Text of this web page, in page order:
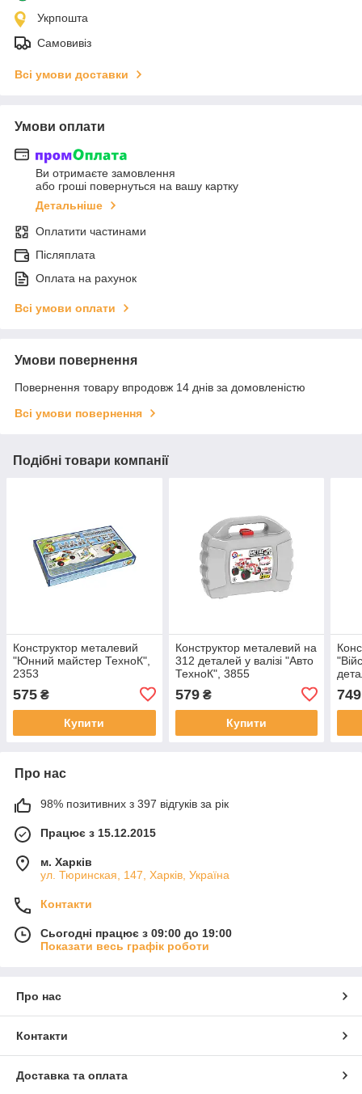
Укрпошта
Самовивіз
Всі умови доставки
Умови оплати
Ви отримаєте замовлення
або гроші повернуться на вашу картку
Детальніше
Оплатити частинами
Післяплата
Оплата на рахунок
Всі умови оплати
Умови повернення
Повернення товару впродовж 14 днів за домовленістю
Всі умови повернення
Подібні товари компанії
Конструктор металевий
"Юнний майстер ТехноК",
2353
575 ₴
Купити
Конструктор металевий на
312 деталей у валізі "Авто
ТехноК", 3855
579₴
Купити
749
Про нас
98% позитивних з 397 відгуків за рік
Працює з 15.12.2015
м. Харків
ул. Тюринская, 147, Харків, Україна
Контакти
Сьогодні працює з 09:00 до 19:00
Показати весь графік роботи
Про нас
Контакти
Доставка та оплата